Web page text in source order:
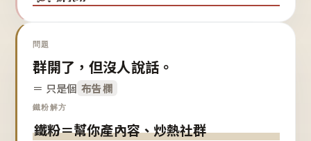
問題
群開了，但沒人說話。
＝ 只是個 布告欄
鐵粉解方
鐵粉＝幫你產內容、炒熱社群